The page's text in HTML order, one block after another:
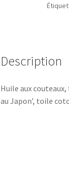
de
Description
Huile aux
au Japon’, toile